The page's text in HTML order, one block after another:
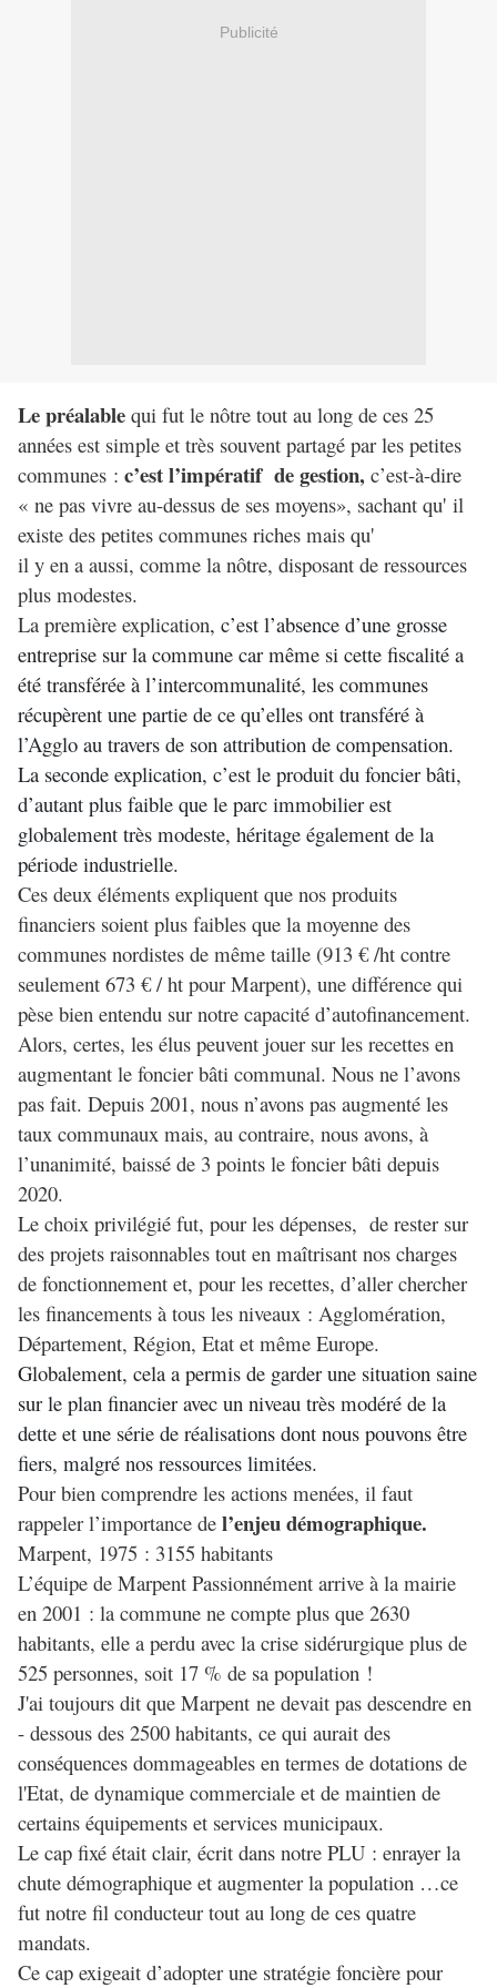
Publicité
Le préalable qui fut le nôtre tout au long de ces 25
années est simple et très souvent partagé par les petites
communes : c’est l’impératif de gestion, c’est-à-dire
« ne pas vivre au-dessus de ses moyens», sachant qu' il
existe des petites communes riches mais qu'
il y en a aussi, comme la nôtre, disposant de ressources
plus modestes.
La première explication, c’est l’absence d’une grosse
entreprise sur la commune car même si cette fiscalité a
été transférée à l’intercommunalité, les communes
récupèrent une partie de ce qu’elles ont transféré à
l’Agglo au travers de son attribution de compensation.
La seconde explication, c’est le produit du foncier bâti,
d’autant plus faible que le parc immobilier est
globalement très modeste, héritage également de la
période industrielle.
Ces deux éléments expliquent que nos produits
financiers soient plus faibles que la moyenne des
communes nordistes de même taille (913 € /ht contre
seulement 673 € / ht pour Marpent), une différence qui
pèse bien entendu sur notre capacité d’autofinancement.
Alors, certes, les élus peuvent jouer sur les recettes en
augmentant le foncier bâti communal. Nous ne l’avons
pas fait. Depuis 2001, nous n’avons pas augmenté les
taux communaux mais, au contraire, nous avons, à
l’unanimité, baissé de 3 points le foncier bâti depuis
2020.
Le choix privilégié fut, pour les dépenses, de rester sur
des projets raisonnables tout en maîtrisant nos charges
de fonctionnement et, pour les recettes, d’aller chercher
les financements à tous les niveaux : Agglomération,
Département, Région, Etat et même Europe.
Globalement, cela a permis de garder une situation saine
sur le plan financier avec un niveau très modéré de la
dette et une série de réalisations dont nous pouvons être
fiers, malgré nos ressources limitées.
Pour bien comprendre les actions menées, il faut
rappeler l’importance de l’enjeu démographique.
Marpent, 1975 : 3155 habitants
L’équipe de Marpent Passionnément arrive à la mairie
en 2001 : la commune ne compte plus que 2630
habitants, elle a perdu avec la crise sidérurgique plus de
525 personnes, soit 17 % de sa population !
J'ai toujours dit que Marpent ne devait pas descendre en
- dessous des 2500 habitants, ce qui aurait des
conséquences dommageables en termes de dotations de
l'Etat, de dynamique commerciale et de maintien de
certains équipements et services municipaux.
Le cap fixé était clair, écrit dans notre PLU : enrayer la
chute démographique et augmenter la population …ce
fut notre fil conducteur tout au long de ces quatre
mandats.
Ce cap exigeait d’adopter une stratégie foncière pour